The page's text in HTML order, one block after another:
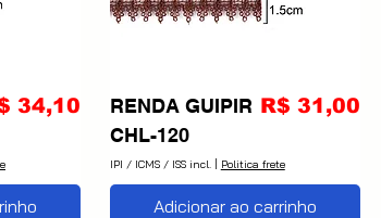
34,10
RENDA GUIPIR
CHL-120
Preço
R$ 31,00
IPI / ICMS / ISS incl.| Politica frete
Adicionar ao carrinho